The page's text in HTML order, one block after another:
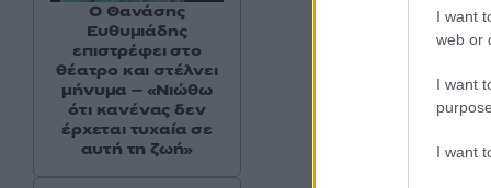
I want
web or
I want
I want
Ο Θανάσης
Ευθυμιάδης
επιστρέφει στο
θέατρο και στέλνει
μήνυμα – «Νιώθω
ότι κανένας δεν
έρχεται τυχαία σε
αυτή τη ζωή»